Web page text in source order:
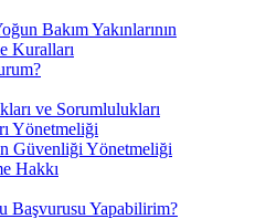
Bakım Yakınlarının
Kuralları
ve Sorumlulukları
Yönetmeliği
Güvenliği Yönetmeliği
Hakkı
Başvurusu Yapabilirim?